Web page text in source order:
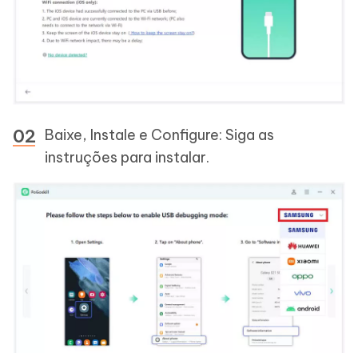
Baixe, Instale e Configure: Siga as
instruções para instalar.